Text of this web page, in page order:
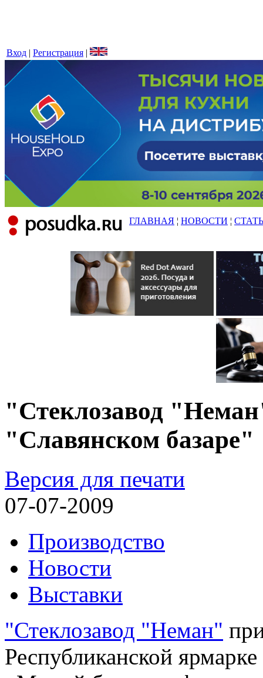
Вход | Регистрация |
ГЛАВНАЯ ¦ НОВОСТИ ¦
"Стеклозавод
"Славянском базаре"
Версия для печати
07-07-2009
Производство
Новости
Выставки
"Стеклозавод "Неман"
Республиканской